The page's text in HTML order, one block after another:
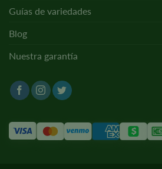
Guías de variedades
Blog
Nuestra garantía